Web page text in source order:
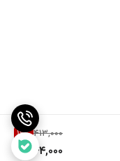
413,000
16%
344,000